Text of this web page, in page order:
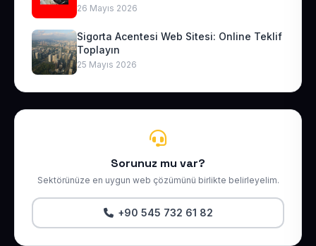
26 Mayıs 2026
Sigorta Acentesi Web Sitesi: Online Teklif
Toplayın
25 Mayıs 2026
Sorunuz mu var?
Sektörünüze en uygun web çözümünü birlikte belirleyelim.
+90 545 732 61 82